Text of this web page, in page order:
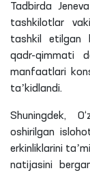
TadbirdaJeneva
tashkilotlar
tashkil etilgan
qadr-qimmati
manfaatlari
taʼkidlandi.
Shuningdek,
oshirilgan
erkinliklarini
natijasini